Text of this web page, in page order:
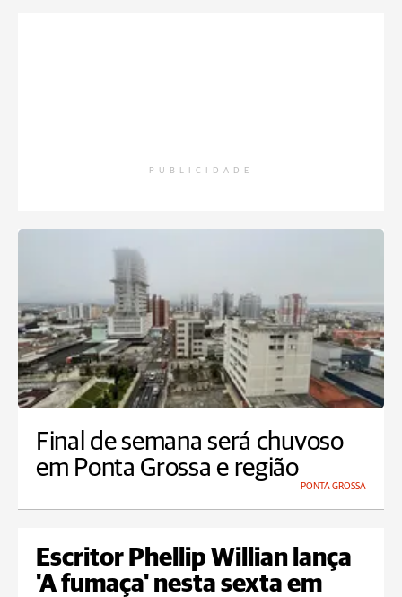
PUBLICIDADE
Final de semana será chuvoso
em Ponta Grossa e região
PONTA GROSSA
Escritor Phellip Willian lança
'A fumaça' nesta sexta em